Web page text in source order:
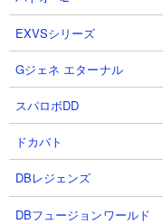
体力： 2,999,998
攻撃力： 19,998
射程： 240（範囲攻撃）
KB： 3回
EXVSシリーズ
Gジェネ エターナル
スパロボDD
ドカバト
DBレジェンズ
DBフュージョンワールド